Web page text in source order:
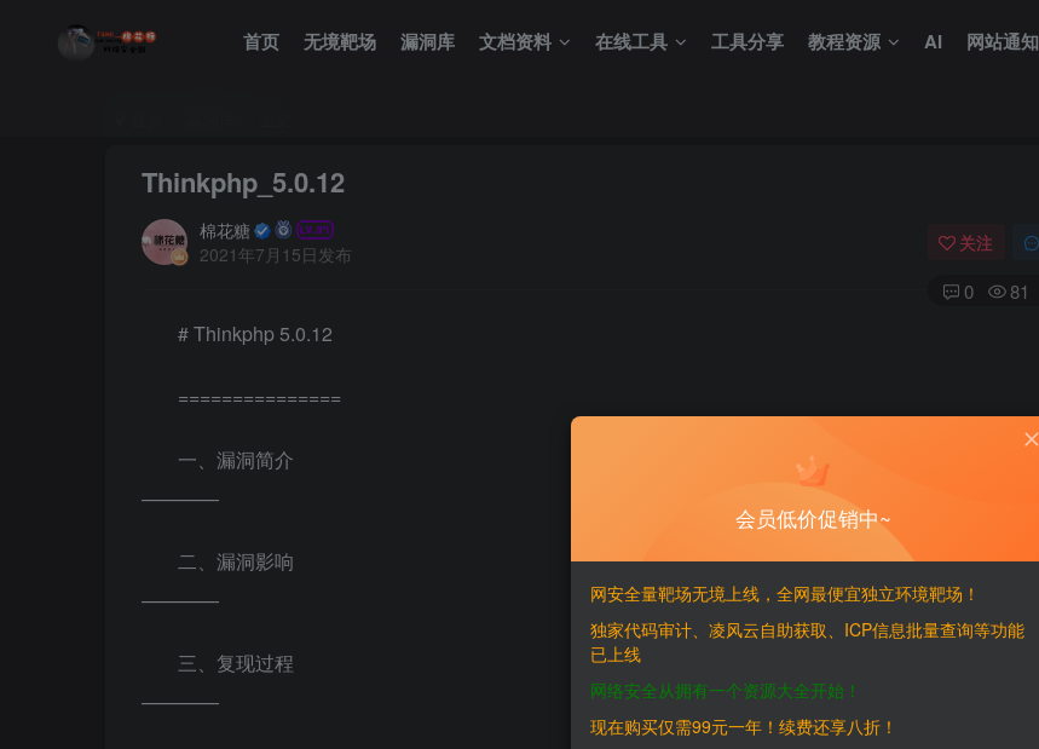
首页 无境靶场 漏洞库 文档资料 在线工具 工具分享 教程资源 AI 网站通知
Thinkphp_5.0.12
棉花糖
2021年7月15日发布
关注
0 81
# Thinkphp 5.0.12
===============
一、漏洞简介
————
二、漏洞影响
————
三、复现过程
————
会员低价促销中~
网安全量靶场无境上线，全网最便宜独立环境靶场！
独家代码审计、凌风云自助获取、ICP信息批量查询等功能
已上线
网络安全从拥有一个资源大全开始！
现在购买仅需99元一年！续费还享八折！